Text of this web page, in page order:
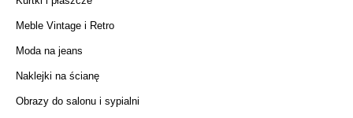
Meble Vintage i Retro
Moda na jeans
Naklejki na ścianę
Obrazy do salonu i sypialni